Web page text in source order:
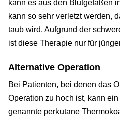
kann es aus den Blutgefäßen
kann so sehr verletzt werden,
taub wird. Aufgrund der
ist diese Therapie nur für
Alternative Operation
Bei Patienten, bei denen das
Operation zu hoch ist, kann
genannte perkutane